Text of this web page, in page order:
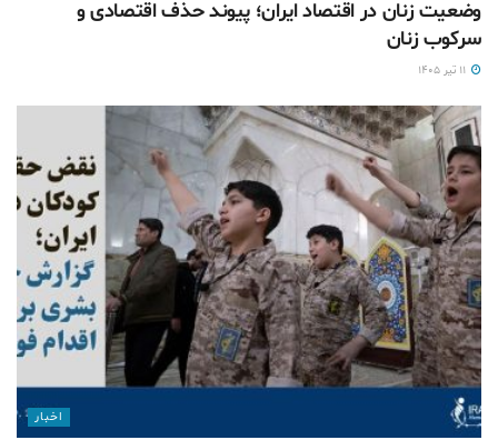
وضعیت زنان در اقتصاد ایران؛ پیوند حذف اقتصادی و
سرکوب زنان
اخبار